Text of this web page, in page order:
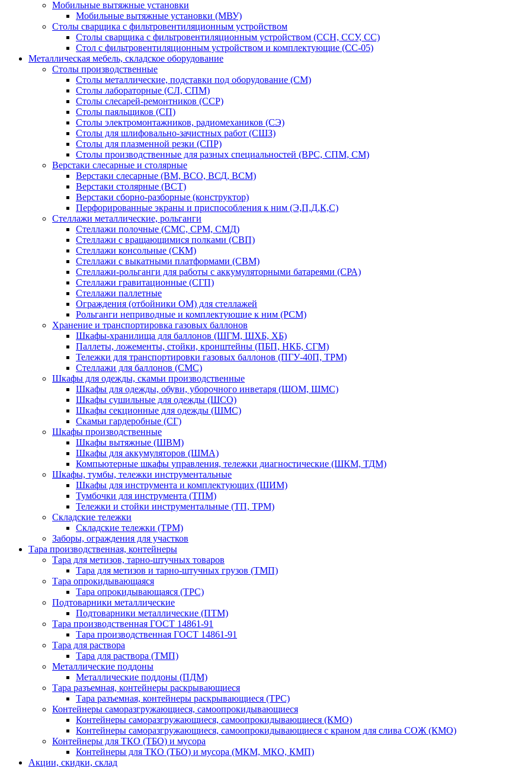
Мобильные вытяжные установки
Мобильные вытяжные установки (МВУ)
Столы сварщика с фильтровентиляционным устройством
Столы сварщика с фильтровентиляционным устройством (ССН, ССУ, СС)
Стол с фильтровентиляционным устройством и комплектующие (СС-05)
Металлическая мебель, складское оборудование
Столы производственные
Столы металлические, подставки под оборудование (СМ)
Столы лабораторные (СЛ, СПМ)
Столы слесарей-ремонтников (ССР)
Столы паяльщиков (СП)
Столы электромонтажников, радиомехаников (СЭ)
Столы для шлифовально-зачистных работ (СШЗ)
Столы для плазменной резки (СПР)
Столы производственные для разных специальностей (ВРС, СПМ, СМ)
Верстаки слесарные и столярные
Верстаки слесарные (ВМ, ВСО, ВСД, ВСМ)
Верстаки столярные (ВСТ)
Верстаки сборно-разборные (конструктор)
Перфорированные экраны и приспособления к ним (Э,П,Д,К,С)
Стеллажи металлические, рольганги
Стеллажи полочные (СМС, СРМ, СМД)
Стеллажи с вращающимися полками (СВП)
Стеллажи консольные (СКМ)
Стеллажи с выкатными платформами (СВМ)
Стеллажи-рольганги для работы с аккумуляторными батареями (СРА)
Стеллажи гравитационные (СГП)
Стеллажи паллетные
Ограждения (отбойники ОМ) для стеллажей
Рольганги неприводные и комплектующие к ним (РСМ)
Хранение и транспортировка газовых баллонов
Шкафы-хранилища для баллонов (ШГМ, ШХБ, ХБ)
Паллеты, ложементы, стойки, кронштейны (ПБП, НКБ, СГМ)
Тележки для транспортировки газовых баллонов (ПГУ-40П, ТРМ)
Стеллажи для баллонов (СМС)
Шкафы для одежды, скамьи производственные
Шкафы для одежды, обуви, уборочного инветаря (ШОМ, ШМС)
Шкафы сушильные для одежды (ШСО)
Шкафы секционные для одежды (ШМС)
Скамьи гардеробные (СГ)
Шкафы производственные
Шкафы вытяжные (ШВМ)
Шкафы для аккумуляторов (ШМА)
Компьютерные шкафы управления, тележки диагностические (ШКМ, ТДМ)
Шкафы, тумбы, тележки инструментальные
Шкафы для инструмента и комплектующих (ШИМ)
Тумбочки для инструмента (ТПМ)
Тележки и стойки инструментальные (ТП, ТРМ)
Складские тележки
Складские тележки (ТРМ)
Заборы, ограждения для участков
Тара производственная, контейнеры
Тара для метизов, тарно-штучных товаров
Тара для метизов и тарно-штучных грузов (ТМП)
Тара опрокидывающаяся
Тара опрокидывающаяся (ТРС)
Подтоварники металлические
Подтоварники металлические (ПТМ)
Тара производственная ГОСТ 14861-91
Тара производственная ГОСТ 14861-91
Тара для раствора
Тара для раствора (ТМП)
Металлические поддоны
Металлические поддоны (ПДМ)
Тара разъемная, контейнеры раскрывающиеся
Тара разъемная, контейнеры раскрывающиеся (ТРС)
Контейнеры саморазгружающиеся, самоопрокидывающиеся
Контейнеры саморазгружающиеся, самоопрокидывающиеся (КМО)
Контейнеры саморазгружающиеся, самоопрокидывающиеся с краном для слива СОЖ (КМО)
Контейнеры для ТКО (ТБО) и мусора
Контейнеры для ТКО (ТБО) и мусора (МКМ, МКО, КМП)
Акции, скидки, склад